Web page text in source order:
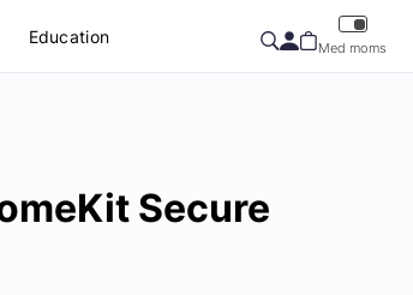
Education
Med moms
Secure